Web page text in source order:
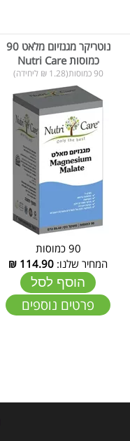
נוטריקר מגנזיום מלאט 90
כמוסות Nutri Care
90 כמוסות(1.28 ₪ ליחידה)
90 כמוסות
המחיר שלנו: 114.90
₪
הוסף לסל
פרטים נוספים